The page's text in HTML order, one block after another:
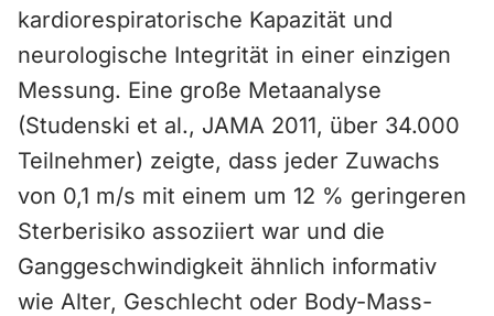
kardiorespiratorische Kapazität und
neurologische Integrität in einer einzigen
Messung. Eine große Metaanalyse
(Studenski et al., JAMA 2011, über 34.000
Teilnehmer) zeigte, dass jeder Zuwachs
von 0,1 m/s mit einem um 12 % geringeren
Sterberisiko assoziiert war und die
Ganggeschwindigkeit ähnlich informativ
wie Alter, Geschlecht oder Body-Mass-